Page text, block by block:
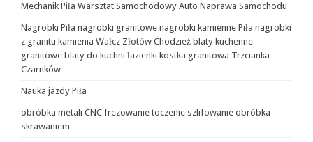
Mechanik Piła Warsztat Samochodowy Auto Naprawa Samochodu
Nagrobki Piła nagrobki granitowe nagrobki kamienne Piła nagrobki
z granitu kamienia Wałcz Złotów Chodzież blaty kuchenne
granitowe blaty do kuchni łazienki kostka granitowa Trzcianka
Czarnków
Nauka jazdy Piła
obróbka metali CNC frezowanie toczenie szlifowanie obróbka
skrawaniem